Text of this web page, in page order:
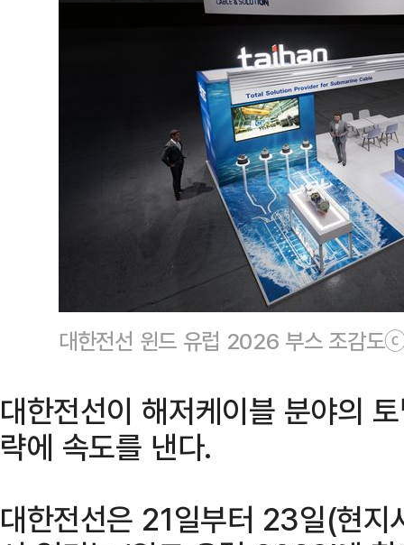
대한전선 윈드 유럽 2026 부스 조감도
대한전선이 해저케이블 분야의
략에 속도를 낸다.
대한전선은 21일부터 23일(현지